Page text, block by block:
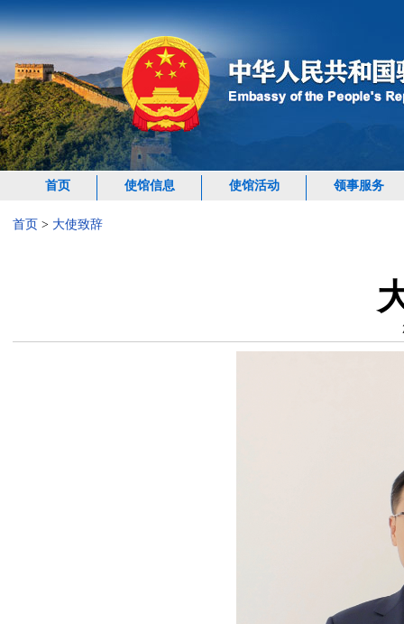
首页 使馆信息 使馆活动 领事服务
首页 > 大使致辞